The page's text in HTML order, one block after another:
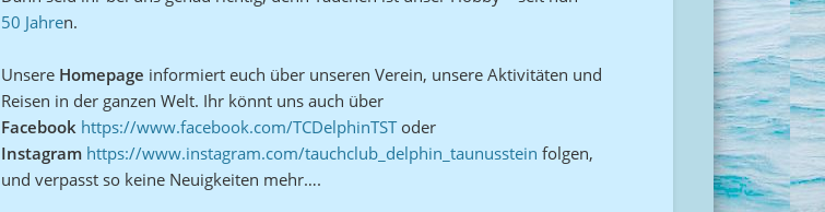
50 Jahren.
Unsere Homepage informiert euch über unseren Verein, unsere Aktivitäten und
Reisen in der ganzen Welt. Ihr könnt uns auch über
Facebook https://www.facebook.com/TCDelphinTSToder
Instagram https://www.instagram.com/tauchclub_delphin_taunusstein folgen,
und verpasst so keine Neuigkeiten mehr….